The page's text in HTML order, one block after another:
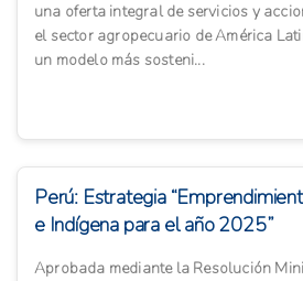
una oferta integral de servicios y
el sector agropecuario de América
un modelo más sosteni...
Perú: Estrategia
e Indígena para el año 2025”
Aprobada mediante la Resolución